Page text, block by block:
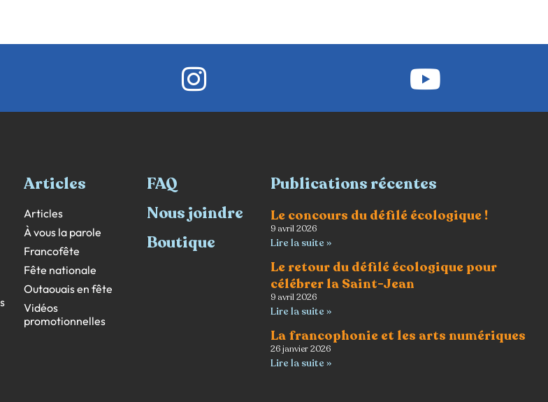
Articles
Articles
À vous la parole
Francofête
Fête nationale
Outaouais en fête
Vidéos
promotionnelles
FAQ
Nous joindre
Boutique
Publications récentes
Le concours du défilé écologique !
9 avril 2026
Lire la suite »
Le retour du défilé écologique pour
célébrer la Saint-Jean
9 avril 2026
Lire la suite »
La francophonie et les arts numériques
26 janvier 2026
Lire la suite »